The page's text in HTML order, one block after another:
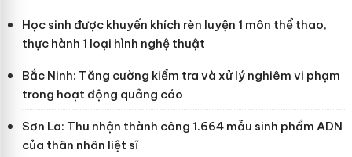
Học sinh được khuyến khích rèn luyện 1 môn thể thao,
thực hành 1 loại hình nghệ thuật
Bắc Ninh: Tăng cường kiểm tra và xử lý nghiêm vi phạm
trong hoạt động quảng cáo
Sơn La: Thu nhận thành công 1.664 mẫu sinh phẩm ADN
của thân nhân liệt sĩ